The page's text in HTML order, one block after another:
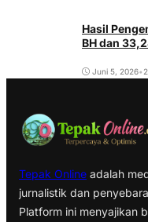
Hasil
BH dan
Juni 5, 2026•
Tepak Online adalah
jurnalistik dan
Platform ini menyajikan